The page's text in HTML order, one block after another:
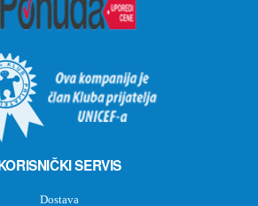
SERVIS
Dostava